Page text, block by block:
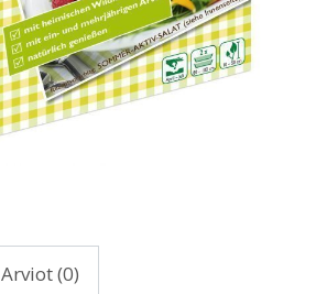
Arviot (0)